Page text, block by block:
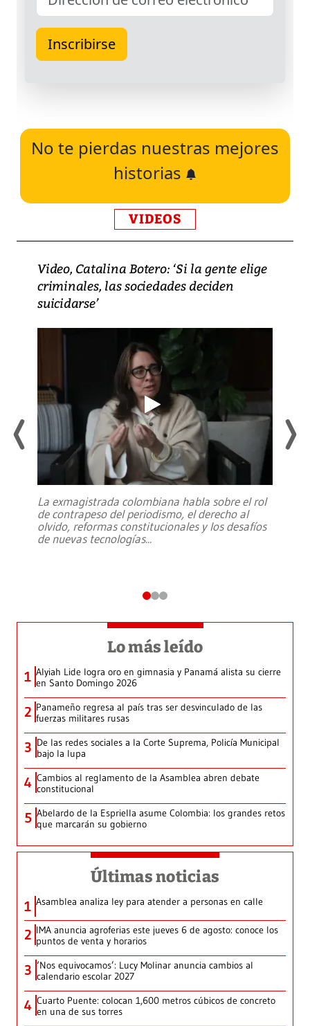
No te pierdas nuestras mejores
historias
VIDEOS
Video, Catalina Botero: ‘Si la gente elige
criminales, las sociedades deciden
suicidarse’
La exmagistrada colombiana habla sobre el rol
de contrapeso del periodismo, el derecho al
olvido, reformas constitucionales y los desafíos
de nuevas tecnologías...
Lo más leído
1 Alyiah Lide logra oro en gimnasia y Panamá alista su cierre
en Santo Domingo 2026
2 Panameño regresa al país tras ser desvinculado de las
fuerzas militares rusas
3 De las redes sociales a la Corte Suprema, Policía Municipal
bajo la lupa
4 Cambios al reglamento de la Asamblea abren debate
constitucional
5 Abelardo de la Espriella asume Colombia: los grandes retos
que marcarán su gobierno
Últimas noticias
1 Asamblea analiza ley para atender a personas en calle
2 IMA anuncia agroferias este jueves 6 de agosto: conoce los
puntos de venta y horarios
3 ‘Nos equivocamos’: Lucy Molinar anuncia cambios al
calendario escolar 2027
4 Cuarto Puente: colocan 1,600 metros cúbicos de concreto
en una de sus torres